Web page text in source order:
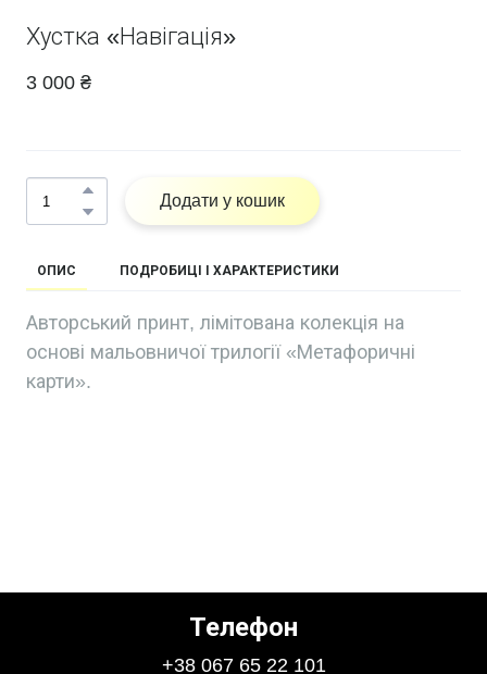
Хустка «Навігація»
3 000 ₴
Додати у кошик
ОПИС ПОДРОБИЦІ І ХАРАКТЕРИСТИКИ
Авторський принт, лімітована колекція на
основі мальовничої трилогії «Метафоричні
карти».
Телефон
+38 067 65 22 101